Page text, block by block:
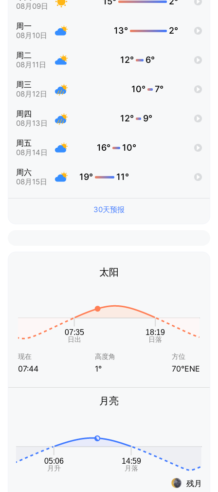
08月09日
周一
08月10日 13° 2°
周二
08月11日 12° 6°
周三
08月12日 10° 7°
周四
08月13日 12° 9°
周五
08月14日 16° 10°
周六
08月15日 19° 11°
30天预报
太阳
现在
07:44
高度角
1°
方位
70°ENE
月亮
残月